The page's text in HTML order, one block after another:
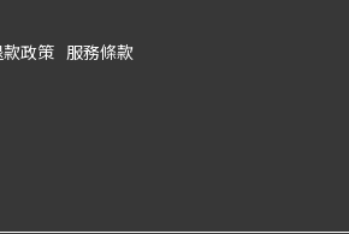
款政策 服務條款